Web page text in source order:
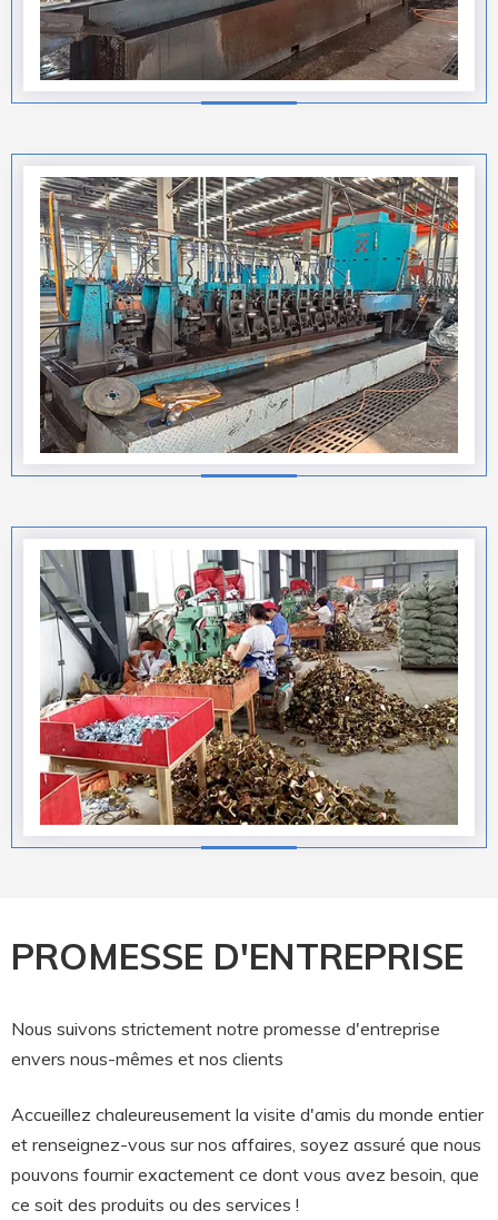
PROMESSE D'ENTREPRISE
Nous suivons strictement notre promesse d'entreprise
envers nous-mêmes et nos clients
Accueillez chaleureusement la visite d'amis du monde entier
et renseignez-vous sur nos affaires, soyez assuré que nous
pouvons fournir exactement ce dont vous avez besoin, que
ce soit des produits ou des services !